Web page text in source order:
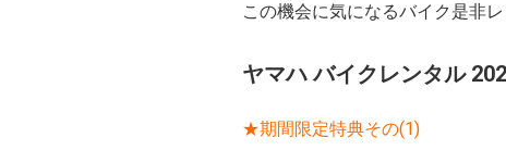
この機会に気になるバイク是非
ヤマハ バイクレンタル
★期間限定特典その(1)